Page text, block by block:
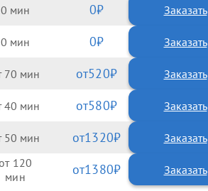
0 0 Заказать
0 0 Заказать
70 520
40 580
50 1320
120 1380